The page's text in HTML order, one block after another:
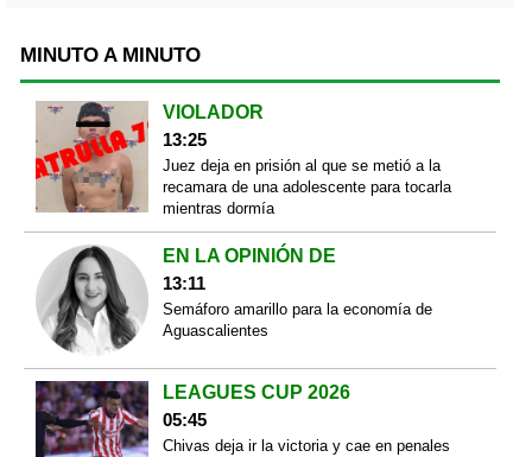
MINUTO A MINUTO
VIOLADOR
13:25
Juez deja en prisión al que se metió a la
recamara de una adolescente para tocarla
mientras dormía
EN LA OPINIÓN DE
13:11
Semáforo amarillo para la economía de
Aguascalientes
LEAGUES CUP 2026
05:45
Chivas deja ir la victoria y cae en penales